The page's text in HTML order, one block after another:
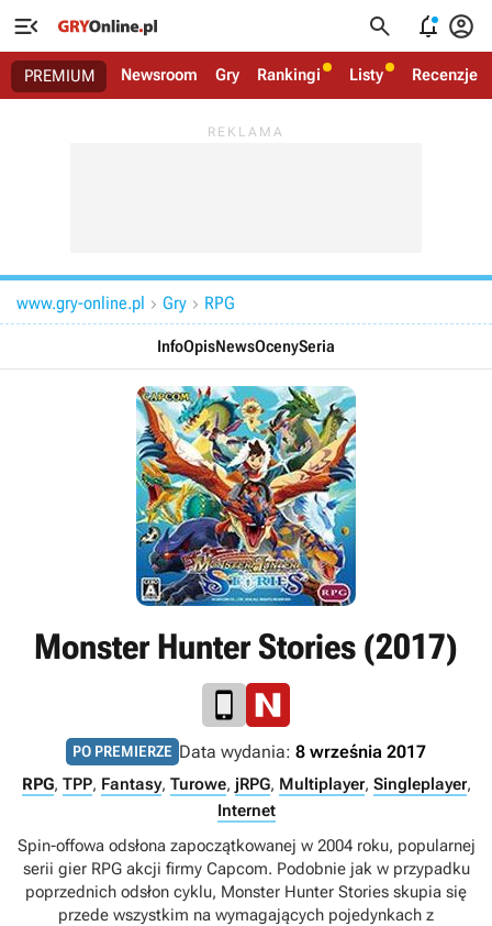
   
PREMIUM Newsroom Gry Rankingi Listy Recenzje
www.gry-online.pl  Gry  RPG
InfoOpisNewsOcenySeria
Monster Hunter Stories (2017)
PO PREMIERZE Data wydania: 8 września 2017
RPG, TPP, Fantasy, Turowe, jRPG, Multiplayer, Singleplayer,
Internet
Spin-offowa odsłona zapoczątkowanej w 2004 roku, popularnej
serii gier RPG akcji firmy Capcom. Podobnie jak w przypadku
poprzednich odsłon cyklu, Monster Hunter Stories skupia się
przede wszystkim na wymagających pojedynkach z